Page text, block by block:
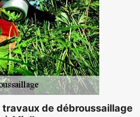
travaux de débroussaillage